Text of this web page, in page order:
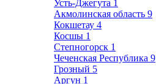
Усть-Джегута 1
Акмолинская область 9
Кокшетау 4
Косшы 1
Степногорск 1
Чеченская Республика 9
Грозный 5
Аргун 1